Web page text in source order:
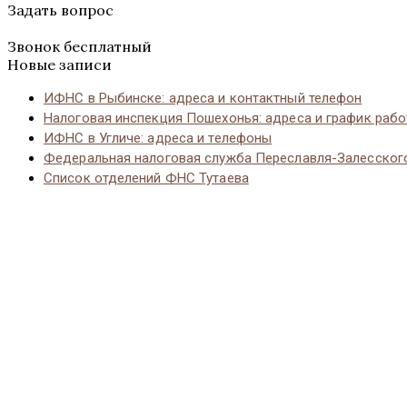
Задать вопрос
Звонок бесплатный
Новые записи
ИФНС в Рыбинске: адреса и контактный телефон
Налоговая инспекция Пошехонья: адреса и график
ИФНС в Угличе: адреса и телефоны
Федеральная налоговая служба Переславля-
Список отделений ФНС Тутаева